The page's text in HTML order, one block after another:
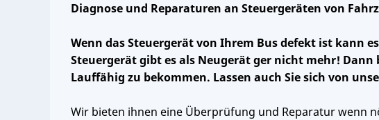
Diagnose und Reparaturen an Steuergeräten von
Wenn das Steuergerät von Ihrem Bus defekt ist kann
Steuergerät gibt es als Neugerät ger nicht mehr!
Lauffähig zu bekommen. Lassen auch Sie sich von
Wir bieten ihnen eine Überprüfung und Reparatur wenn